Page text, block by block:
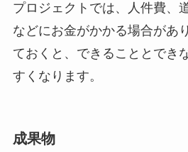
プロジェクトでは、人件費、
などにお金がかかる場合があ
ておくと、できることとでき
すくなります。
成果物